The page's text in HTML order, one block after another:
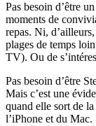
Pas besoin d’être
moments de
repas. Ni,
plages de temps
TV). Ou de
Pas besoin d’être
Mais c’est une
quand elle sort de
l’iPhone et du Mac.